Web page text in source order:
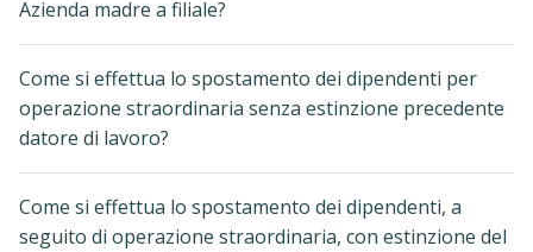
Azienda madre a filiale?
Come si effettua lo spostamento dei dipendenti per
operazione straordinaria senza estinzione precedente
datore di lavoro?
Come si effettua lo spostamento dei dipendenti, a
seguito di operazione straordinaria, con estinzione del